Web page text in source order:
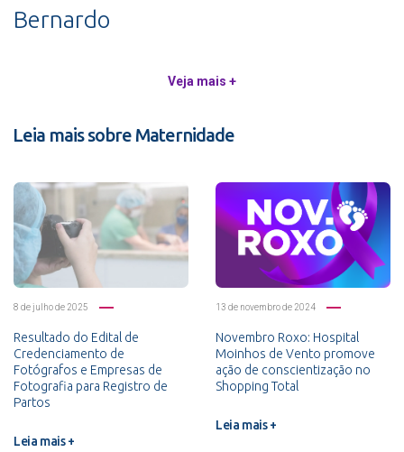
Bernardo
Veja mais +
Leia mais sobre Maternidade
8 de julho de 2025
Resultado do Edital de
Credenciamento de
Fotógrafos e Empresas de
Fotografia para Registro de
Partos
Leia mais +
13 de novembro de 2024
Novembro Roxo: Hospital
Moinhos de Vento promove
ação de conscientização no
Shopping Total
Leia mais +